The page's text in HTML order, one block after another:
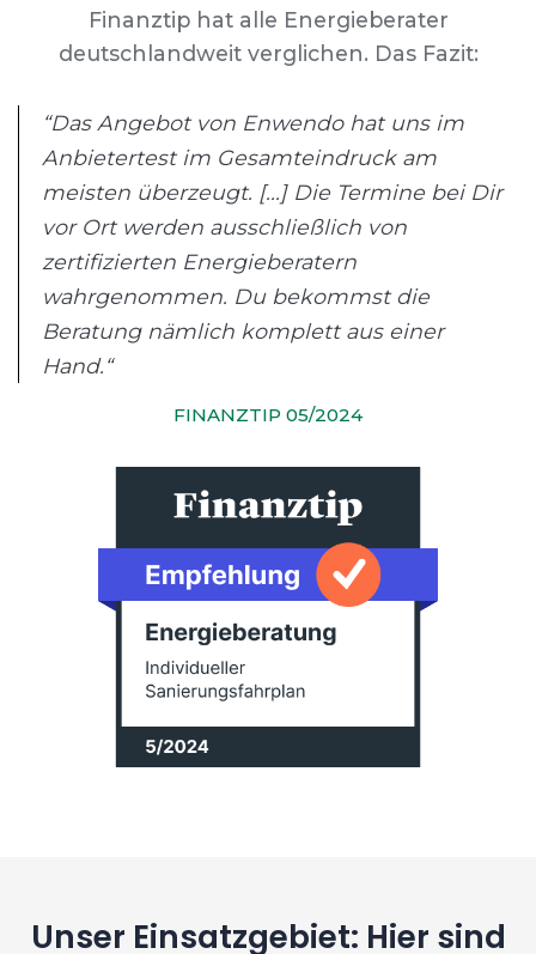
Finanztip hat alle Energieberater
deutschlandweit verglichen. Das Fazit:
“Das Angebot von Enwendo hat uns im
Anbietertest im Gesamteindruck am
meisten überzeugt. [...] Die Termine bei Dir
vor Ort werden ausschließlich von
zertifizierten Energieberatern
wahrgenommen. Du bekommst die
Beratung nämlich komplett aus einer
Hand.“
FINANZTIP 05/2024
Unser Einsatzgebiet: Hier sind